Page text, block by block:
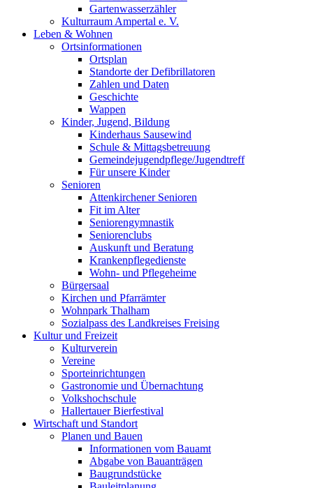
Gartenwasserzähler
Kulturraum Ampertal e. V.
Leben & Wohnen
Ortsinformationen
Ortsplan
Standorte der Defibrillatoren
Zahlen und Daten
Geschichte
Wappen
Kinder, Jugend, Bildung
Kinderhaus Sausewind
Schule & Mittagsbetreuung
Gemeindejugendpflege/Jugendtreff
Für unsere Kinder
Senioren
Attenkirchener Senioren
Fit im Alter
Seniorengymnastik
Seniorenclubs
Auskunft und Beratung
Krankenpflegedienste
Wohn- und Pflegeheime
Bürgersaal
Kirchen und Pfarrämter
Wohnpark Thalham
Sozialpass des Landkreises Freising
Kultur und Freizeit
Kulturverein
Vereine
Sporteinrichtungen
Gastronomie und Übernachtung
Volkshochschule
Hallertauer Bierfestival
Wirtschaft und Standort
Planen und Bauen
Informationen vom Bauamt
Abgabe von Bauanträgen
Baugrundstücke